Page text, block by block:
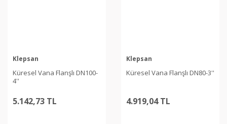
Klepsan
Küresel Vana Flanşlı DN100-
4''
5.142,73 TL
Klepsan
Küresel Vana Flanşlı DN80-3''
4.919,04 TL